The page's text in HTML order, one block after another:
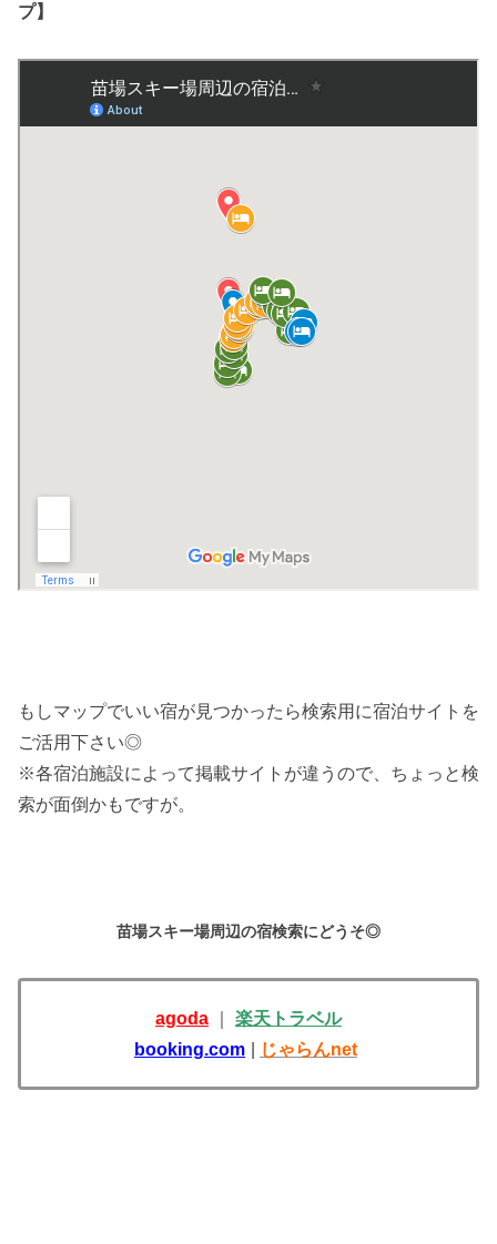
プ】
もしマップでいい宿が見つかったら検索用に宿泊サイトを
ご活用下さい◎
※各宿泊施設によって掲載サイトが違うので、ちょっと検
索が面倒かもですが。
苗場スキー場周辺の宿検索にどうそ◎
agoda
楽天トラベル
booking.com
じゃらんnet